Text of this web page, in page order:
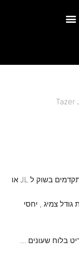
מכשיר לכיול הפעלה ושינוי הגדרות מהמתקדמים בשוק ל JL או
צמיג , יחסי
בלוח שעונים …